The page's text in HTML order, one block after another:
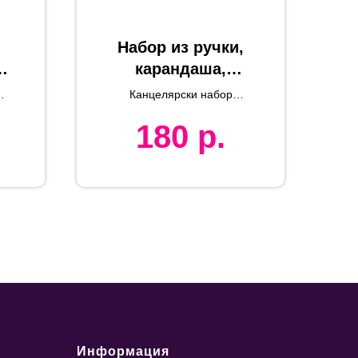
Набор из ручки,
карандаша,
линейки и
антибактериальн
ым покрытием
Канцелярски набор
антибактериальный
пластик
180 р.
Информация